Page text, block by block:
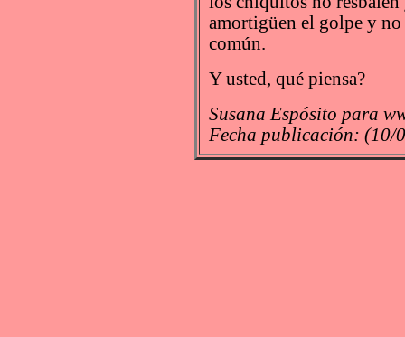
amortigüen el golpe y no
común.
Y usted, qué piensa?
Susana Espósito para
Fecha publicación: (10/